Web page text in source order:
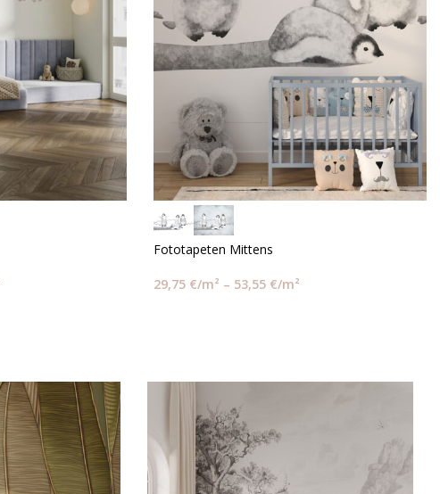
Fototapeten Mittens
29,75 €/m² – 53,55 €/m²